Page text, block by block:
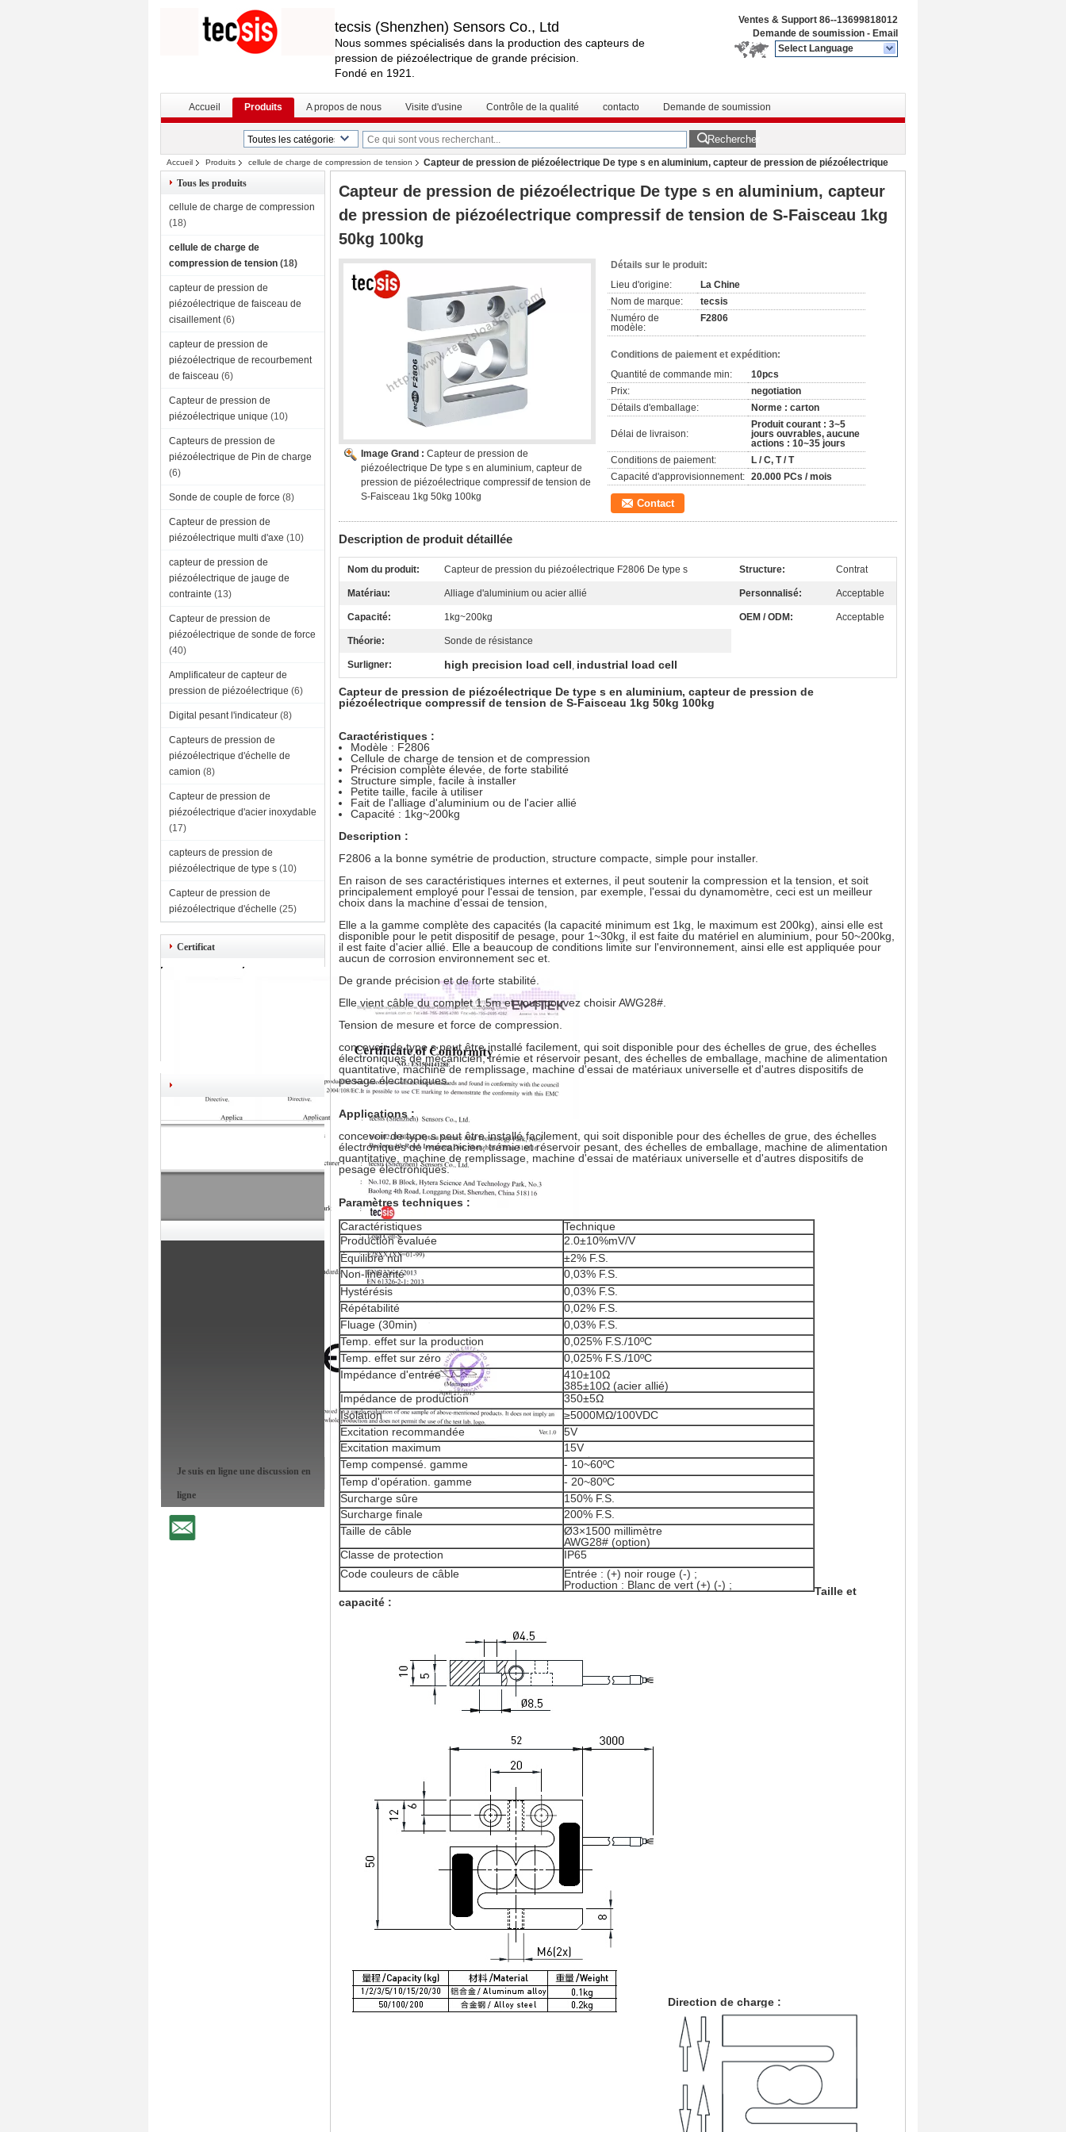
tecsis (Shenzhen) Sensors Co., Ltd
Nous sommes spécialisés dans la production des capteurs de
pression de piézoélectrique de grande précision.
Fondé en 1921.
Ventes & Support 86--13699818012
Demande de soumission - Email
Select Language
Accueil Produits A propos de nous Visite d'usine Contrôle de la qualité contacto Demande de soumission
Rechercher
Accueil Produits cellule de charge de compression de tension
Capteur de pression de piézoélectrique De type s en aluminium, capteur de pression de piézoélectrique
compressif de tension de S-Faisceau 1kg 50kg 100kg
Tous les produits
cellule de charge de compression
(18)
cellule de charge de
compression de tension (18)
capteur de pression de
piézoélectrique de faisceau de
cisaillement (6)
capteur de pression de
piézoélectrique de recourbement
de faisceau (6)
Capteur de pression de
piézoélectrique unique (10)
Capteurs de pression de
piézoélectrique de Pin de charge
(6)
Sonde de couple de force (8)
Capteur de pression de
piézoélectrique multi d'axe (10)
capteur de pression de
piézoélectrique de jauge de
contrainte (13)
Capteur de pression de
piézoélectrique de sonde de force
(40)
Amplificateur de capteur de
pression de piézoélectrique (6)
Digital pesant l'indicateur (8)
Capteurs de pression de
piézoélectrique d'échelle de
camion (8)
Capteur de pression de
piézoélectrique d'acier inoxydable
(17)
capteurs de pression de
piézoélectrique de type s (10)
Capteur de pression de
piézoélectrique d'échelle (25)
Certificat
Je suis en ligne une discussion en
ligne
Capteur de pression de piézoélectrique De type s en aluminium, capteur
de pression de piézoélectrique compressif de tension de S-Faisceau 1kg
50kg 100kg
Image Grand : Capteur de pression de
piézoélectrique De type s en aluminium, capteur de
pression de piézoélectrique compressif de tension de
S-Faisceau 1kg 50kg 100kg
Détails sur le produit:
Lieu d'origine:
La Chine
Nom de marque:
tecsis
Numéro de
modèle:
F2806
Conditions de paiement et expédition:
Quantité de commande min:
10pcs
Prix:
negotiation
Détails d'emballage:
Norme : carton
Délai de livraison:
Produit courant : 3~5
jours ouvrables, aucune
actions : 10~35 jours
Conditions de paiement:
L / C, T / T
Capacité d'approvisionnement: 20.000 PCs / mois
Contact
Description de produit détaillée
Nom du produit: Capteur de pression du piézoélectrique F2806 De type s Structure: Contrat
Matériau: Alliage d'aluminium ou acier allié Personnalisé: Acceptable
Capacité: 1kg~200kg OEM / ODM: Acceptable
Théorie: Sonde de résistance
Surligner: high precision load cell, industrial load cell
Capteur de pression de piézoélectrique De type s en aluminium, capteur de pression de
piézoélectrique compressif de tension de S-Faisceau 1kg 50kg 100kg
Caractéristiques :
Modèle : F2806
Cellule de charge de tension et de compression
Précision complète élevée, de forte stabilité
Structure simple, facile à installer
Petite taille, facile à utiliser
Fait de l'alliage d'aluminium ou de l'acier allié
Capacité : 1kg~200kg
Description :
F2806 a la bonne symétrie de production, structure compacte, simple pour installer.
En raison de ses caractéristiques internes et externes, il peut soutenir la compression et la tension, et soit
principalement employé pour l'essai de tension, par exemple, l'essai du dynamomètre, ceci est un meilleur
choix dans la machine d'essai de tension,
Elle a la gamme complète des capacités (la capacité minimum est 1kg, le maximum est 200kg), ainsi elle est
disponible pour le petit dispositif de pesage, pour 1~30kg, il est faite du matériel en aluminium, pour 50~200kg,
il est faite d'acier allié. Elle a beaucoup de conditions limite sur l'environnement, ainsi elle est appliquée pour
aucun de corrosion environnement sec et.
De grande précision et de forte stabilité.
Elle vient câble du complet 1.5m et vous pouvez choisir AWG28#.
Tension de mesure et force de compression.
concevoir de type s peut être installé facilement, qui soit disponible pour des échelles de grue, des échelles
électroniques de mécanicien, trémie et réservoir pesant, des échelles de emballage, machine de alimentation
quantitative, machine de remplissage, machine d'essai de matériaux universelle et d'autres dispositifs de
pesage électroniques.
Applications :
concevoir de type s peut être installé facilement, qui soit disponible pour des échelles de grue, des échelles
électroniques de mécanicien, trémie et réservoir pesant, des échelles de emballage, machine de alimentation
quantitative, machine de remplissage, machine d'essai de matériaux universelle et d'autres dispositifs de
pesage électroniques.
Paramètres techniques :
Caractéristiques
Technique
Production évaluée
2.0±10%mV/V
Équilibre nul
±2% F.S.
Non-linéarité
0,03% F.S.
Hystérésis
0,03% F.S.
Répétabilité
0,02% F.S.
Fluage (30min)
0,03% F.S.
Temp. effet sur la production
0,025% F.S./10ºC
Temp. effet sur zéro
0,025% F.S./10ºC
Impédance d'entrée
410±10Ω
385±10Ω (acier allié)
Impédance de production
350±5Ω
Isolation
≥5000MΩ/100VDC
Excitation recommandée
5V
Excitation maximum
15V
Temp compensé. gamme
- 10~60ºC
Temp d'opération. gamme
- 20~80ºC
Surcharge sûre
150% F.S.
Surcharge finale
200% F.S.
Taille de câble
Ø3×1500 millimètre
AWG28# (option)
Classe de protection
IP65
Code couleurs de câble
Entrée : (+) noir rouge (-) ;
Production : Blanc de vert (+) (-) ;
Taille et
capacité :
Direction de charge :